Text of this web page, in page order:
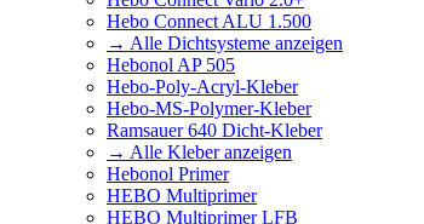
Hebo Connect ALU 1.500
→ Alle Dichtsysteme anzeigen
Hebonol AP 505
Hebo-Poly-Acryl-Kleber
Hebo-MS-Polymer-Kleber
Ramsauer 640 Dicht-Kleber
→ Alle Kleber anzeigen
Hebonol Primer
HEBO Multiprimer
HEBO Multiprimer LFB